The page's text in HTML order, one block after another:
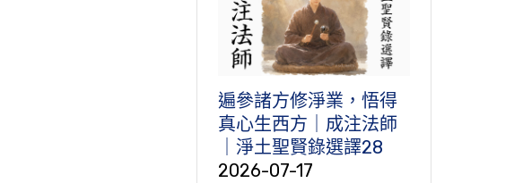
遍參諸方修淨業，悟得
真心生西方｜成注法師
｜淨土聖賢錄選譯28
2026-07-17